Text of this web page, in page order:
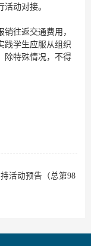
动对接。
往返交通费用，
践学生应服从组织
除特殊情况，不得
活动预告（总第98